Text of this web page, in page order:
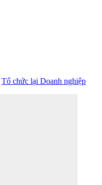
Tổ chức lại Doanh nghiệp